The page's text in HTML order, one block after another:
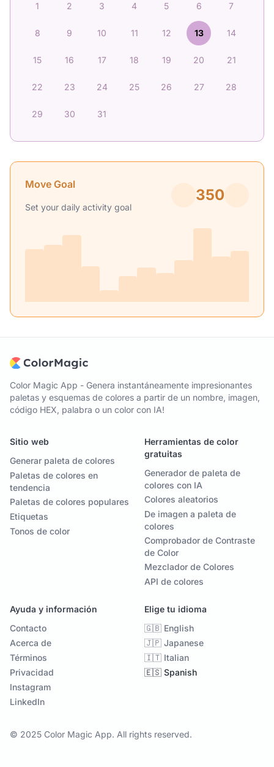
1 2 3 4 5 6 7
8 9 10 11 12 13 14
15 16 17 18 19 20 21
22 23 24 25 26 27 28
29 30 31
Move Goal
Set your daily activity goal
350
Color Magic App - Genera instantáneamente impresionantes
paletas y esquemas de colores a partir de un nombre, imagen,
código HEX, palabra o un color con IA!
Sitio web
Generar paleta de colores
Paletas de colores en
tendencia
Paletas de colores populares
Etiquetas
Tonos de color
Herramientas de color
gratuitas
Generador de paleta de
colores con IA
Colores aleatorios
De imagen a paleta de
colores
Comprobador de Contraste
de Color
Mezclador de Colores
API de colores
Ayuda y información
Contacto
Acerca de
Términos
Privacidad
Instagram
LinkedIn
Elige tu idioma
🇬🇧 English
🇯🇵 Japanese
🇮🇹 Italian
🇪🇸 Spanish
© 2025 Color Magic App. All rights reserved.